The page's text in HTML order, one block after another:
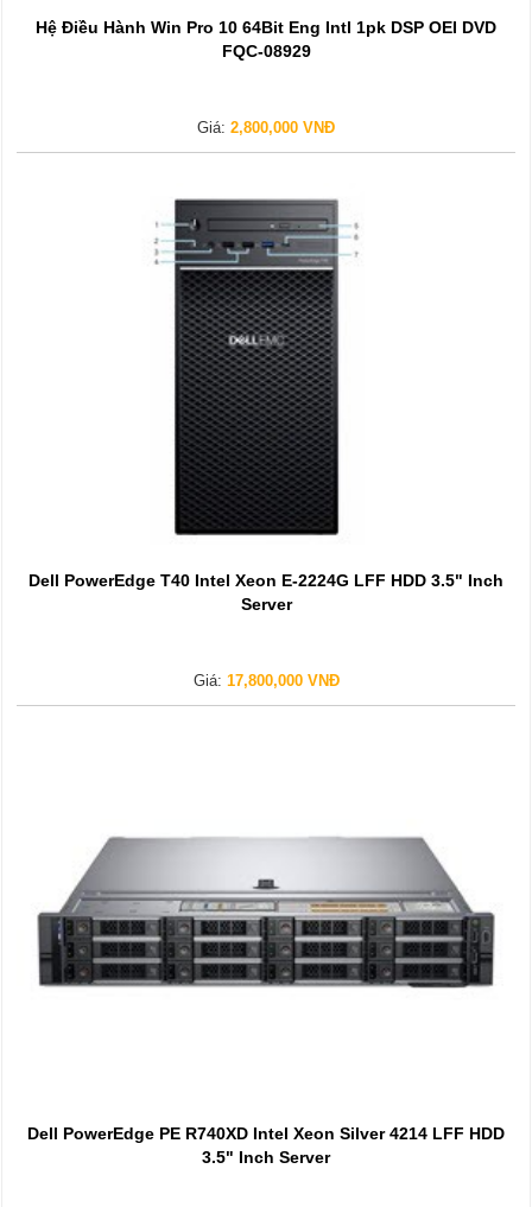
Hệ Điều Hành Win Pro 10 64Bit Eng Intl 1pk DSP OEI DVD
FQC-08929
Giá: 2,800,000 VNĐ
Dell PowerEdge T40 Intel Xeon E-2224G LFF HDD 3.5" Inch
Server
Giá: 17,800,000 VNĐ
Dell PowerEdge PE R740XD Intel Xeon Silver 4214 LFF HDD
3.5" Inch Server